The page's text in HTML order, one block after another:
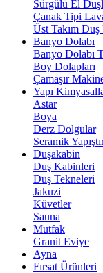
Sürgülü El
Çanak Tipi
Üst Takım Duş
Banyo Dolabı
Banyo Dolabı
Boy Dolapları
Çamaşır
Yapı
Astar
Boya
Derz Dolgular
Seramik
Duşakabin
Duş Kabinleri
Duş Tekneleri
Jakuzi
Küvetler
Sauna
Mutfak
Granit Eviye
Ayna
Fırsat Ürünleri